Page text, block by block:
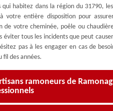
qui habitez dans la région du 31790,
votre entière disposition pour
de votre cheminée, poêle ou
éviter tous les incidents que peut
pas à les engager en cas de
fil des années.
ramoneurs de